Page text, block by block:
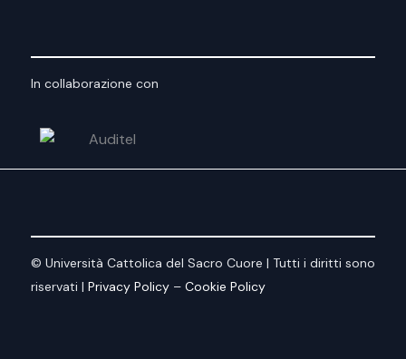
In collaborazione con
© Università Cattolica del Sacro Cuore | Tutti i diritti sono
riservati | Privacy Policy – Cookie Policy